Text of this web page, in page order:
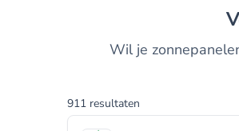
Wil je
911 resultaten